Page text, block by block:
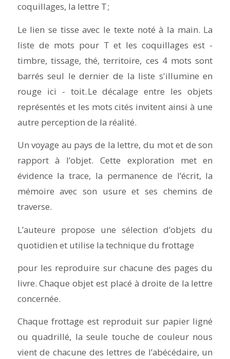
coquillages, la lettre T ;
Le lien se tisse avec le texte noté à la main. La
liste de mots pour T et les coquillages est -
timbre, tissage, thé, territoire, ces 4 mots sont
barrés seul le dernier de la liste s'illumine en
rouge ici - toit. Le décalage entre les objets
représentés et les mots cités invitent ainsi à une
autre perception de la réalité.
Un voyage au pays de la lettre, du mot et de son
rapport à l’objet. Cette exploration met en
évidence la trace, la permanence de l’écrit, la
mémoire avec son usure et ses chemins de
traverse.
L’auteure propose une sélection d’objets du
quotidien et utilise la technique du frottage
pour les reproduire sur chacune des pages du
livre. Chaque objet est placé à droite de la lettre
concernée.
Chaque frottage est reproduit sur papier ligné
ou quadrillé, la seule touche de couleur nous
vient de chacune des lettres de l’abécédaire, un